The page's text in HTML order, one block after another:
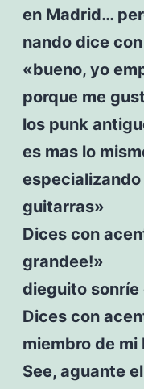
en Madrid…
nando dice
«bueno, yo
porque me
los punk
es mas lo
guitarras»
Dices con
grandee!»
dieguito sonríe
Dices con
miembro de
See, aguante